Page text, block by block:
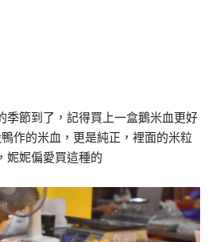
季節到了，記得買上一盒鵝米血更好
作的米血，更是純正，裡面的米粒
妮妮偏愛買這種的